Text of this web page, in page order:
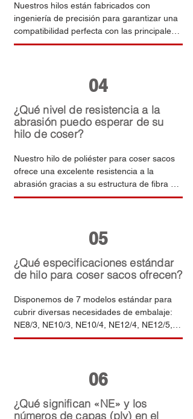
Nuestros hilos están fabricados con
ingeniería de precisión para garantizar una
compatibilidad perfecta con las principales
marcas de máquinas industriales de coser
uniforme y la estabilidad de la torsión
aseguran una alimentación fluida,
minimizan las puntadas saltadas y reducen
el desgaste de la maquinaria en líneas de
producción continua de alta velocidad.
04
¿Qué nivel de resistencia a la
abrasión puedo esperar de su
hilo de coser?
Nuestro hilo de poliéster para coser sacos
ofrece una excelente resistencia a la
abrasión gracias a su estructura de fibra
uniforme y a su preciso proceso de torsión
continua a alta velocidad y bajo cargas
pesadas, lo que reduce eficazmente las
tasas de rotura y los tiempos de inactividad
en la línea de envasado.
05
¿Qué especificaciones estándar
de hilo para coser sacos ofrecen?
Disponemos de 7 modelos estándar para
cubrir diversas necesidades de embalaje:
NE8/3, NE10/3, NE10/4, NE12/4, NE12/5,
NE12/6 y NE20/6. Los pesos de las bobinas
configuraciones de máquinas.
06
¿Qué significan «NE» y los
números de capas (ply) en el